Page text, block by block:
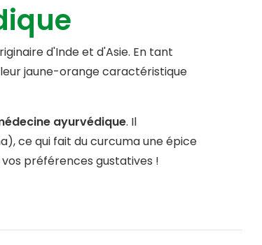
d'Inde et d'Asie. En tant
jaune-orange caractéristique
ayurvédique. Il
ce qui fait du curcuma une épice
préférences gustatives !